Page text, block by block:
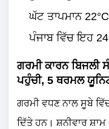
ਘੱਟ ਤਾਪਮਾਨ
ਪੰਜਾਬ ਵਿੱਚ ਇਹ
ਗਰਮੀ ਕਾਰਨ ਬਿਜਲੀ
ਪਹੁੰਚੀ, 5 ਥਰਮਲ
ਗਰਮੀ ਵਧਣ ਨਾਲ ਸੂਬੇ
ਦਿੱਤੇ ਹਨ। ਸ਼ਨੀਵਾਰ